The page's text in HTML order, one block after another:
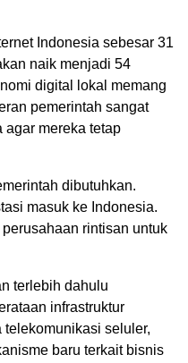
Indonesia sebesar 31
naik menjadi 54
digital lokal memang
pemerintah sangat
agar mereka tetap
dibutuhkan.
masuk ke Indonesia.
rintisan untuk
terlebih dahulu
infrastruktur
seluler,
baru terkait bisnis